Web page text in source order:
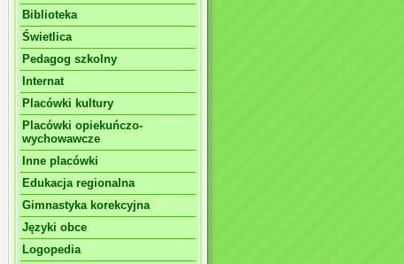
Biblioteka
Świetlica
Pedagog szkolny
Internat
Placówki kultury
Placówki opiekuńczo-
wychowawcze
Inne placówki
Edukacja regionalna
Gimnastyka korekcyjna
Języki obce
Logopedia